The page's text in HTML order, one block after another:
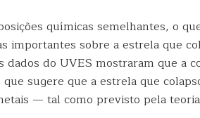
químicas semelhantes, o
importantes sobre a estrela que
do UVES mostraram que a
sugere que a estrela que
— tal como previsto pela